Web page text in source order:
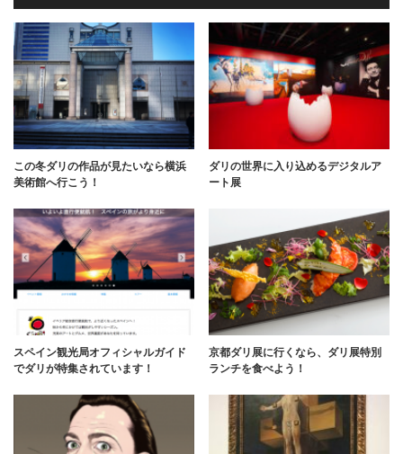
この冬ダリの作品が見たいなら横浜
美術館へ行こう！
ダリの世界に入り込めるデジタルア
ート展
スペイン観光局オフィシャルガイド
でダリが特集されています！
京都ダリ展に行くなら、ダリ展特別
ランチを食べよう！